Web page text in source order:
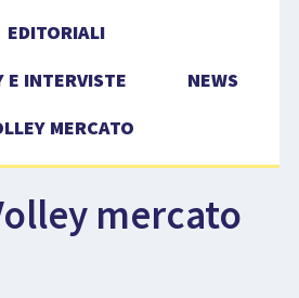
VOLLEY MERCATO
COMPETIZIONI
EVENTI
EDITORIALI
E INTERVISTE
NEWS
MERCATO
mercato